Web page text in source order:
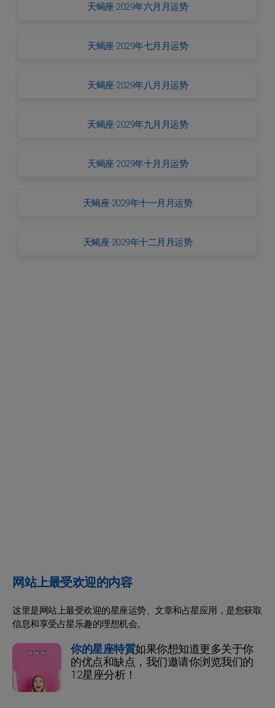
天蝎座·2029年六月月运势
天蝎座·2029年七月月运势
天蝎座·2029年八月月运势
天蝎座·2029年九月月运势
天蝎座·2029年十月月运势
天蝎座·2029年十一月月运势
天蝎座·2029年十二月月运势
网站上最受欢迎的内容
这里是网站上最受欢迎的星座运势、文章和占星应用，是您获取
信息和享受占星乐趣的理想机会。
你的星座特質如果你想知道更多关于你
的优点和缺点，我们邀请你浏览我们的
12星座分析！